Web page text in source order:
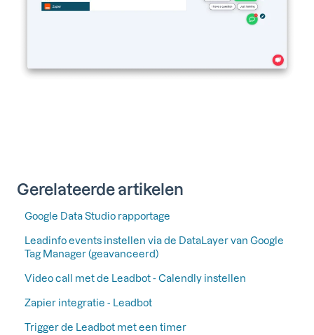
Gerelateerde artikelen
Google Data Studio rapportage
Leadinfo events instellen via de DataLayer van Google
Tag Manager (geavanceerd)
Video call met de Leadbot - Calendly instellen
Zapier integratie - Leadbot
Trigger de Leadbot met een timer